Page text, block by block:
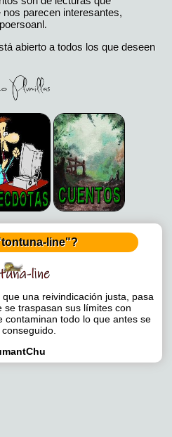
parecen interesantes,
abierto a todos los que deseen
line"?
una reivindicación justa, pasa
se traspasan sus límites con
contaminan todo lo que antes se